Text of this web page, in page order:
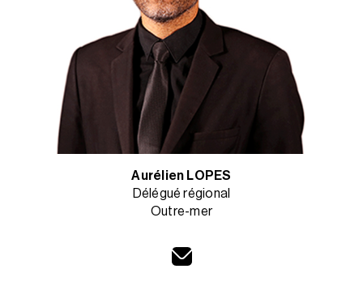
Aurélien LOPES
Délégué régional
Outre-mer